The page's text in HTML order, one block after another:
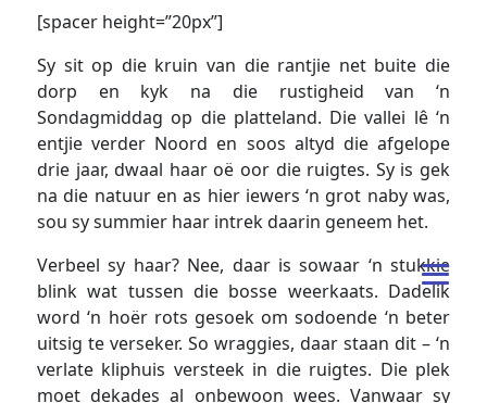
[spacer height=”20px”]
Sy sit op die kruin van die rantjie net buite die
dorp en kyk na die rustigheid van ‘n
Sondagmiddag op die platteland. Die vallei lê ‘n
entjie verder Noord en soos altyd die afgelope
drie jaar, dwaal haar oë oor die ruigtes. Sy is gek
na die natuur en as hier iewers ‘n grot naby was,
sou sy summier haar intrek daarin geneem het.
Verbeel sy haar? Nee, daar is sowaar ‘n stukkie
blink wat tussen die bosse weerkaats. Dadelik
word ‘n hoër rots gesoek om sodoende ‘n beter
uitsig te verseker. So wraggies, daar staan dit – ‘n
verlate kliphuis versteek in die ruigtes. Die plek
moet dekades al onbewoon wees. Vanwaar sy